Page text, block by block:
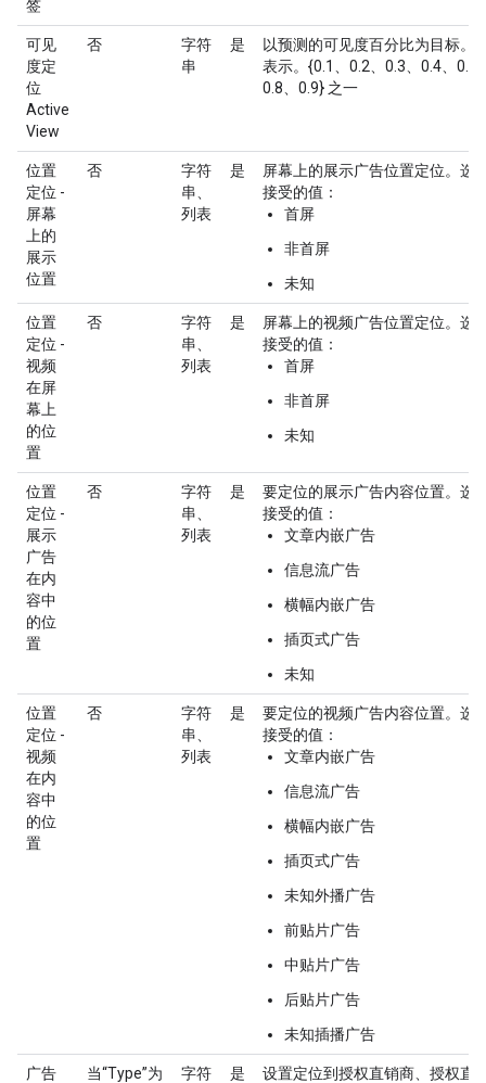
签
可见
度定
位
Active
View
否
字符
串
是
以预测的可见度百分比为目标。
表示。{0.1、0.2、0.3、0.4、0.5
0.8、0.9} 之一
位置
定位 -
屏幕
上的
展示
位置
否
字符
串、
列表
是
屏幕上的展示广告位置定位。选
接受的值：
首屏
非首屏
未知
位置
定位 -
视频
在屏
幕上
的位
置
否
字符
串、
列表
是
屏幕上的视频广告位置定位。选
接受的值：
首屏
非首屏
未知
位置
定位 -
展示
广告
在内
容中
的位
置
否
字符
串、
列表
是
要定位的展示广告内容位置。选
接受的值：
文章内嵌广告
信息流广告
横幅内嵌广告
插页式广告
未知
位置
定位 -
视频
在内
容中
的位
置
否
字符
串、
列表
是
要定位的视频广告内容位置。选
接受的值：
文章内嵌广告
信息流广告
横幅内嵌广告
插页式广告
未知外播广告
前贴片广告
中贴片广告
后贴片广告
未知插播广告
广告
当“Type”为
字符
是
设置定位到授权直销商、授权直